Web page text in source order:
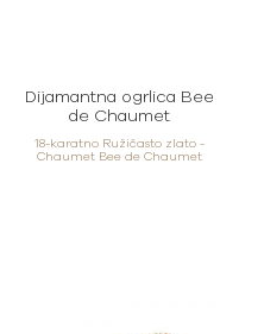
Dijamantna ogrlica Bee
de Chaumet
18-karatno Ružičasto zlato -
Chaumet Bee de Chaumet